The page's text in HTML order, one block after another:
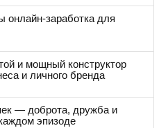
онлайн-заработка для
и мощный конструктор
и личного бренда
— доброта, дружба и
эпизоде